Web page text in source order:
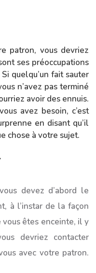
patron, vous devriez
ses préoccupations
quelqu’un fait sauter
n’avez pas terminé
avoir des ennuis.
avez besoin, c’est
en disant qu’il
chose à votre sujet.
devez d’abord le
à l’instar de la façon
vous êtes enceinte, il y
devriez contacter
avec votre patron.